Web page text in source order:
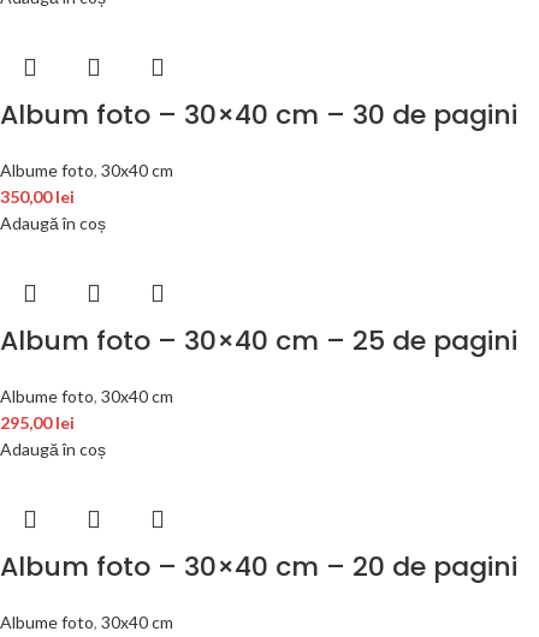
Album foto – 30×40 cm – 30 de pagini
Albume foto, 30x40 cm
350,00lei
Adaugă în coș
Album foto – 30×40 cm – 25 de pagini
Albume foto, 30x40 cm
295,00lei
Adaugă în coș
Album foto – 30×40 cm – 20 de pagini
Albume foto, 30x40 cm